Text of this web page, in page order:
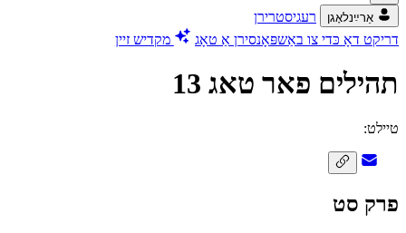
אַרײַנלאָגן
רעגיסטרירן
דריקט דאָ כּדי צו באַשפּאָנסירן אַ טאָג
מקדיש זיין
תהילים פאר טאג 13
טיילט:
פרק סט